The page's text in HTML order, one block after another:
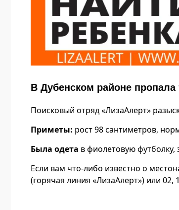
В Дубенском районе пропала
Поисковый отряд «ЛизаАлерт»
Приметы: рост 98 сантиметров,
Была одета в фиолетовую
Если вам что-либо известно о
(горячая линия «ЛизаАлерт») или 02,